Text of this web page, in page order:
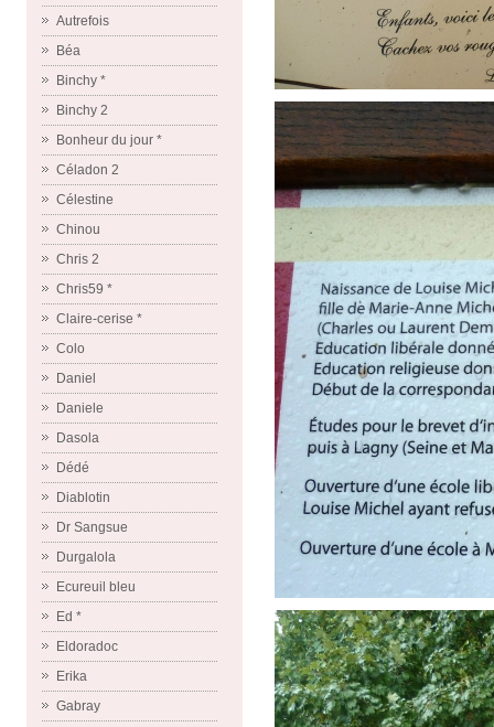
Autrefois
Béa
Binchy *
Binchy 2
Bonheur du jour *
Céladon 2
Célestine
Chinou
Chris 2
Chris59 *
Claire-cerise *
Colo
Daniel
Daniele
Dasola
Dédé
Diablotin
Dr Sangsue
Durgalola
Ecureuil bleu
Ed *
Eldoradoc
Erika
Gabray